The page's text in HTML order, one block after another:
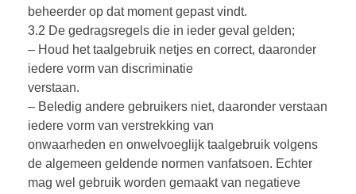
beheerder op dat moment gepast vindt.
3.2 De gedragsregels die in ieder geval gelden;
– Houd het taalgebruik netjes en correct, daaronder
iedere vorm van discriminatie
verstaan.
– Beledig andere gebruikers niet, daaronder verstaan
iedere vorm van verstrekking van
onwaarheden en onwelvoeglijk taalgebruik volgens
de algemeen geldende normen vanfatsoen. Echter
mag wel gebruik worden gemaakt van negatieve